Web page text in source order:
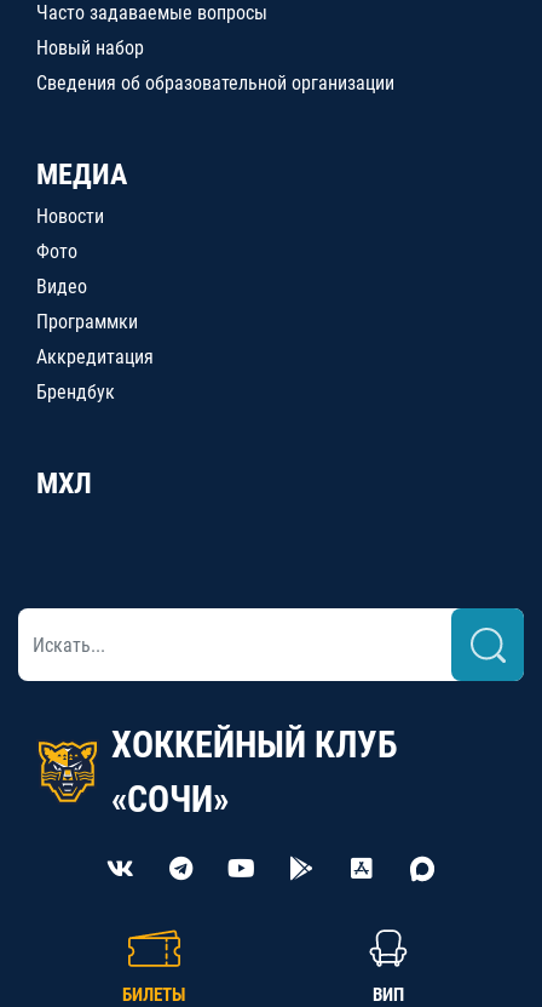
Часто задаваемые вопросы
Новый набор
Сведения об образовательной организации
МЕДИА
Новости
Фото
Видео
Программки
Аккредитация
Брендбук
МХЛ
ХОККЕЙНЫЙ КЛУБ
«СОЧИ»
БИЛЕТЫ ВИП